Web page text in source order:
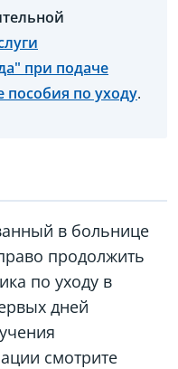
при подаче
пособия по уходу.
в больнице
продолжить
по уходу в
дней
смотрите